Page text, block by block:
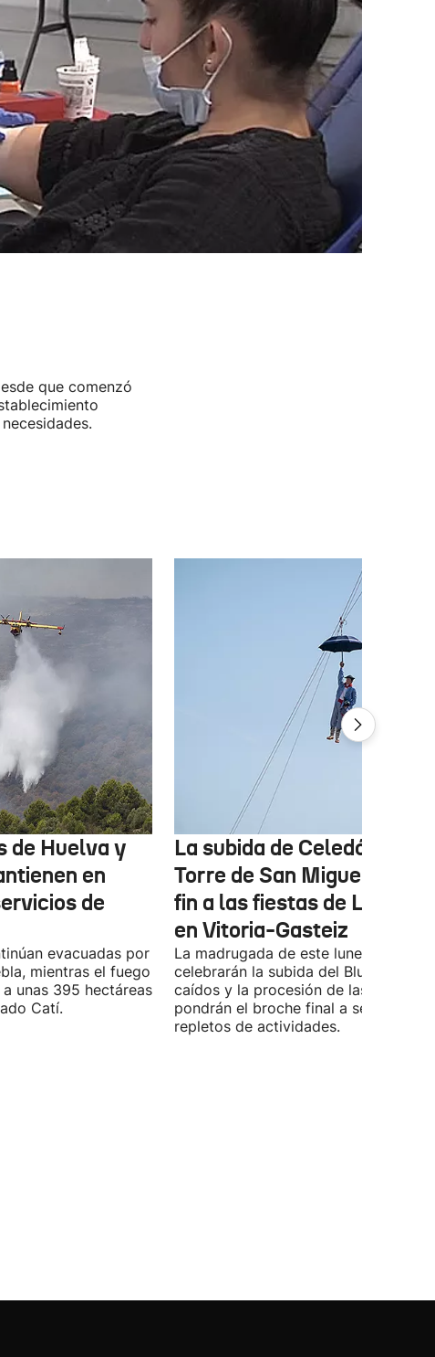
que comenzó
de Huelva y
en
de
evacuadas por
mientras el fuego
unas 395 hectáreas
Catí.
La subida de Celedón a la
Torre de San Miguel
fin a las fiestas de La
en Vitoria-Gasteiz
La madrugada de este lunes también
celebrarán la subida del Blusa y
caídos y la procesión de las velas,
pondrán el broche final a seis días
repletos de actividades.